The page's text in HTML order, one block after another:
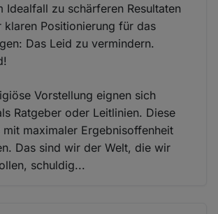
Idealfall zu schärferen Resultaten
klaren Positionierung für das
Das Leid zu vermindern.
Vorstellung eignen sich
Ratgeber oder Leitlinien. Diese
mit maximaler Ergebnisoffenheit
Das sind wir der Welt, die wir
schuldig...